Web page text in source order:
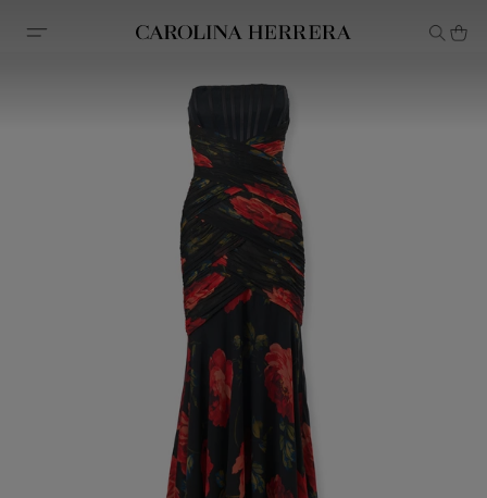
Declaración de accesibilidad (enlace)